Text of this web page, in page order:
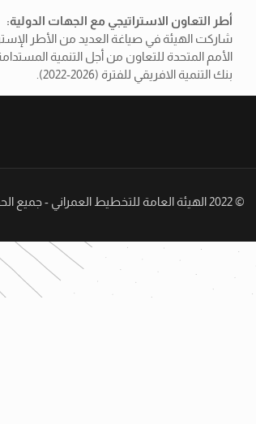
أطر التعاون الاستراتيجي مع الجهات الدولية:
شاركت الهيئة في صياغة العديد من الأطر
الأمم المتحدة للتعاون من أجل التنمية المستدامة للفترة
بنك التنمية الافريقي للفترة (2026-2022).
© 2022 الهيئة العامة للتخطيط العمراني - جميع الحقوق محفوظة